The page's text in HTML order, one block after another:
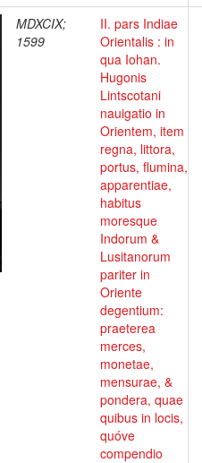
MDXCIX;
1599
II. pars Indiae
Orientalis : in
qua Iohan.
Hugonis
Lintscotani
nauigatio in
Orientem, item
regna, littora,
portus, flumina,
apparentiae,
habitus
moresque
Indorum &
Lusitanorum
pariter in
Oriente
degentium:
praeterea
merces,
monetae,
mensurae, &
pondera, quae
quibus in locis,
quóve
compendio